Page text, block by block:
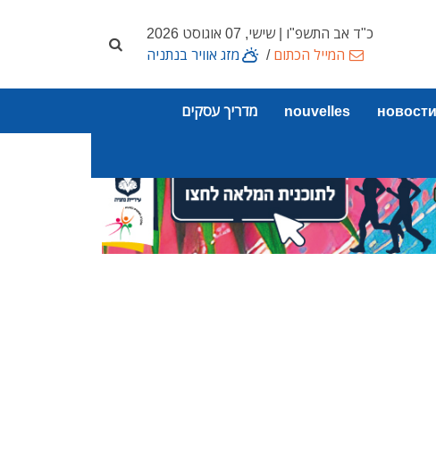
כ"ד אב התשפ"ו | שישי, 07 אוגוסט 2026
המייל הכתום/ מזג אוויר בנתניה
новости
nouvelles מדריך עסקים